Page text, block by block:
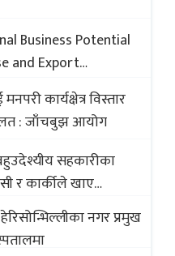
Business Potential
and Export
of Nepali Sweets
Comparison to
कार्यक्षेत्र विस्तार
: जाँचबुझ आयोग
सहकारीका
र कार्कीले खाए
बचत
नगर प्रमुख